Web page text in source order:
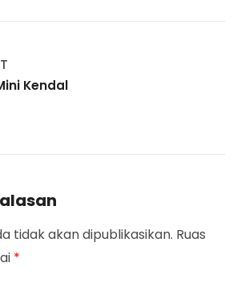
Kendal
tidak akan dipublikasikan. Ruas
*